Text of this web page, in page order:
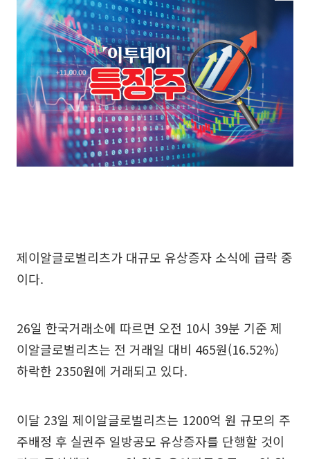
제이알글로벌리츠가 대규모 유상증자 소식에 급락 중
이다.
26일 한국거래소에 따르면 오전 10시 39분 기준 제
이알글로벌리츠는 전 거래일 대비 465원(16.52%)
하락한 2350원에 거래되고 있다.
이달 23일 제이알글로벌리츠는 1200억 원 규모의 주
주배정 후 실권주 일방공모 유상증자를 단행할 것이